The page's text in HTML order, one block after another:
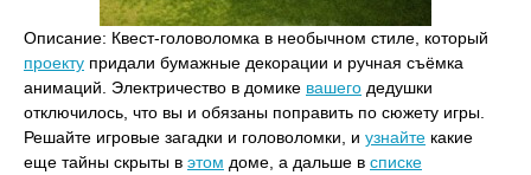
Описание: Квест-головоломка в необычном стиле, который
проекту придали бумажные декорации и ручная съёмка
анимаций. Электричество в домике вашего дедушки
отключилось, что вы и обязаны поправить по сюжету игры.
Решайте игровые загадки и головоломки, и узнайте какие
еще тайны скрыты в этом доме, а дальше в списке